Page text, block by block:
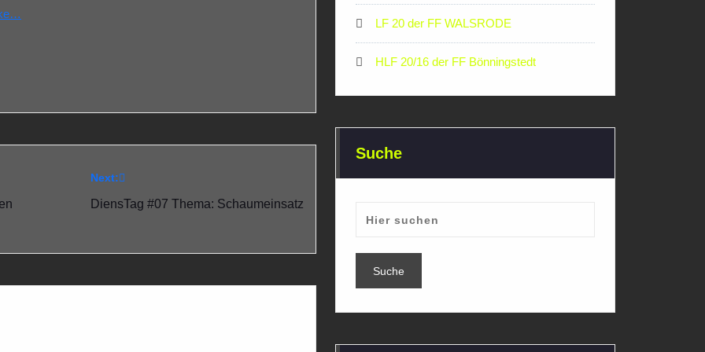
Next:
DiensTag #07 Thema: Schaumeinsatz
LF 20 der FF WALSRODE
HLF 20/16 der FF Bönningstedt
Suche